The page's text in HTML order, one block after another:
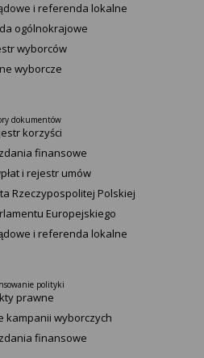
i referenda lokalne
ogólnokrajowe
wyborców
wyborcze
dokumentów
korzyści
finansowe
i rejestr umów
Rzeczypospolitej Polskiej
Europejskiego
i referenda lokalne
polityki
prawne
kampanii wyborczych
finansowe